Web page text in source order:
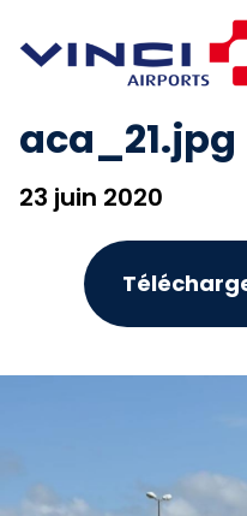
aca_21.jpg
23 juin 2020